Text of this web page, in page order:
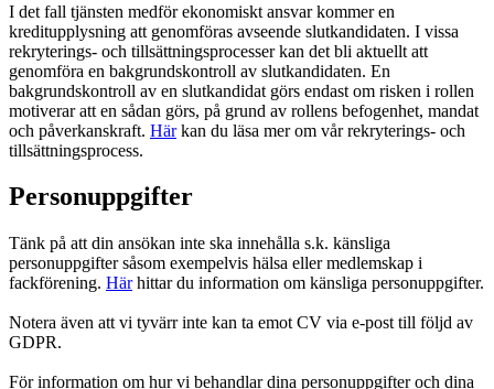
I det fall tjänsten medför ekonomiskt ansvar kommer en
kreditupplysning att genomföras avseende slutkandidaten. I vissa
rekryterings- och tillsättningsprocesser kan det bli aktuellt att
genomföra en bakgrundskontroll av slutkandidaten. En
bakgrundskontroll av en slutkandidat görs endast om risken i rollen
motiverar att en sådan görs, på grund av rollens befogenhet, mandat
och påverkanskraft. Härkan du läsa mer om vår rekryterings- och
tillsättningsprocess.
Personuppgifter
Tänk på att din ansökan inte ska innehålla s.k. känsliga
personuppgifter såsom exempelvis hälsa eller medlemskap i
fackförening. Härhittar du information om känsliga personuppgifter.
Notera även att vi tyvärr inte kan ta emot CV via e-post till följd av
GDPR.
För information om hur vi behandlar dina personuppgifter och dina